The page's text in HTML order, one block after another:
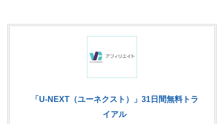
「U-NEXT（ユーネクスト）」31日間無料トラ
イアル